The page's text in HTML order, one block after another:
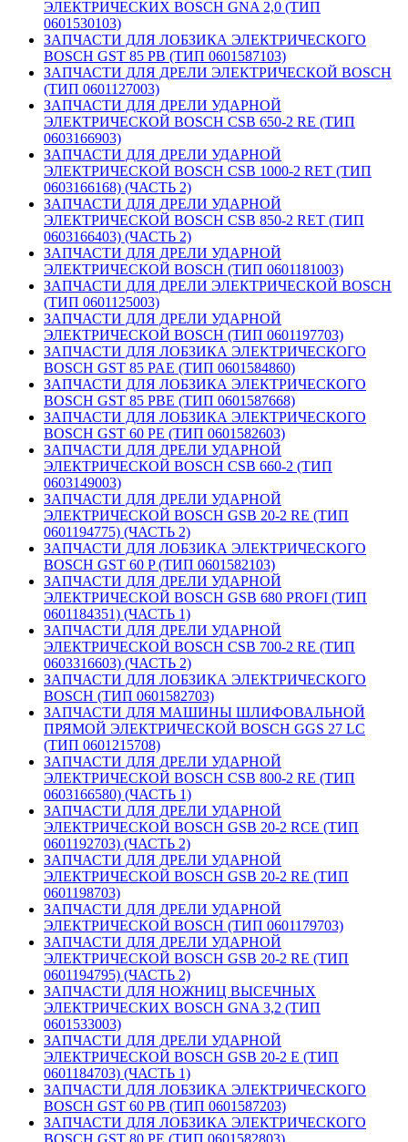
ЭЛЕКТРИЧЕСКИХ BOSCH GNA 2,0 (ТИП
0601530103)
ЗАПЧАСТИ ДЛЯ ЛОБЗИКА ЭЛЕКТРИЧЕСКОГО
BOSCH GST 85 PB (ТИП 0601587103)
ЗАПЧАСТИ ДЛЯ ДРЕЛИ ЭЛЕКТРИЧЕСКОЙ BOSCH
(ТИП 0601127003)
ЗАПЧАСТИ ДЛЯ ДРЕЛИ УДАРНОЙ
ЭЛЕКТРИЧЕСКОЙ BOSCH CSB 650-2 RE (ТИП
0603166903)
ЗАПЧАСТИ ДЛЯ ДРЕЛИ УДАРНОЙ
ЭЛЕКТРИЧЕСКОЙ BOSCH CSB 1000-2 RET (ТИП
0603166168) (ЧАСТЬ 2)
ЗАПЧАСТИ ДЛЯ ДРЕЛИ УДАРНОЙ
ЭЛЕКТРИЧЕСКОЙ BOSCH CSB 850-2 RET (ТИП
0603166403) (ЧАСТЬ 2)
ЗАПЧАСТИ ДЛЯ ДРЕЛИ УДАРНОЙ
ЭЛЕКТРИЧЕСКОЙ BOSCH (ТИП 0601181003)
ЗАПЧАСТИ ДЛЯ ДРЕЛИ ЭЛЕКТРИЧЕСКОЙ BOSCH
(ТИП 0601125003)
ЗАПЧАСТИ ДЛЯ ДРЕЛИ УДАРНОЙ
ЭЛЕКТРИЧЕСКОЙ BOSCH (ТИП 0601197703)
ЗАПЧАСТИ ДЛЯ ЛОБЗИКА ЭЛЕКТРИЧЕСКОГО
BOSCH GST 85 PAE (ТИП 0601584860)
ЗАПЧАСТИ ДЛЯ ЛОБЗИКА ЭЛЕКТРИЧЕСКОГО
BOSCH GST 85 PBE (ТИП 0601587668)
ЗАПЧАСТИ ДЛЯ ЛОБЗИКА ЭЛЕКТРИЧЕСКОГО
BOSCH GST 60 PE (ТИП 0601582603)
ЗАПЧАСТИ ДЛЯ ДРЕЛИ УДАРНОЙ
ЭЛЕКТРИЧЕСКОЙ BOSCH CSB 660-2 (ТИП
0603149003)
ЗАПЧАСТИ ДЛЯ ДРЕЛИ УДАРНОЙ
ЭЛЕКТРИЧЕСКОЙ BOSCH GSB 20-2 RE (ТИП
0601194775) (ЧАСТЬ 2)
ЗАПЧАСТИ ДЛЯ ЛОБЗИКА ЭЛЕКТРИЧЕСКОГО
BOSCH GST 60 P (ТИП 0601582103)
ЗАПЧАСТИ ДЛЯ ДРЕЛИ УДАРНОЙ
ЭЛЕКТРИЧЕСКОЙ BOSCH GSB 680 PROFI (ТИП
0601184351) (ЧАСТЬ 1)
ЗАПЧАСТИ ДЛЯ ДРЕЛИ УДАРНОЙ
ЭЛЕКТРИЧЕСКОЙ BOSCH CSB 700-2 RE (ТИП
0603316603) (ЧАСТЬ 2)
ЗАПЧАСТИ ДЛЯ ЛОБЗИКА ЭЛЕКТРИЧЕСКОГО
BOSCH (ТИП 0601582703)
ЗАПЧАСТИ ДЛЯ МАШИНЫ ШЛИФОВАЛЬНОЙ
ПРЯМОЙ ЭЛЕКТРИЧЕСКОЙ BOSCH GGS 27 LC
(ТИП 0601215708)
ЗАПЧАСТИ ДЛЯ ДРЕЛИ УДАРНОЙ
ЭЛЕКТРИЧЕСКОЙ BOSCH CSB 800-2 RE (ТИП
0603166580) (ЧАСТЬ 1)
ЗАПЧАСТИ ДЛЯ ДРЕЛИ УДАРНОЙ
ЭЛЕКТРИЧЕСКОЙ BOSCH GSB 20-2 RCE (ТИП
0601192703) (ЧАСТЬ 2)
ЗАПЧАСТИ ДЛЯ ДРЕЛИ УДАРНОЙ
ЭЛЕКТРИЧЕСКОЙ BOSCH GSB 20-2 RE (ТИП
0601198703)
ЗАПЧАСТИ ДЛЯ ДРЕЛИ УДАРНОЙ
ЭЛЕКТРИЧЕСКОЙ BOSCH (ТИП 0601179703)
ЗАПЧАСТИ ДЛЯ ДРЕЛИ УДАРНОЙ
ЭЛЕКТРИЧЕСКОЙ BOSCH GSB 20-2 RE (ТИП
0601194795) (ЧАСТЬ 2)
ЗАПЧАСТИ ДЛЯ НОЖНИЦ ВЫСЕЧНЫХ
ЭЛЕКТРИЧЕСКИХ BOSCH GNA 3,2 (ТИП
0601533003)
ЗАПЧАСТИ ДЛЯ ДРЕЛИ УДАРНОЙ
ЭЛЕКТРИЧЕСКОЙ BOSCH GSB 20-2 E (ТИП
0601184703) (ЧАСТЬ 1)
ЗАПЧАСТИ ДЛЯ ЛОБЗИКА ЭЛЕКТРИЧЕСКОГО
BOSCH GST 60 PB (ТИП 0601587203)
ЗАПЧАСТИ ДЛЯ ЛОБЗИКА ЭЛЕКТРИЧЕСКОГО
BOSCH GST 80 PE (ТИП 0601582803)